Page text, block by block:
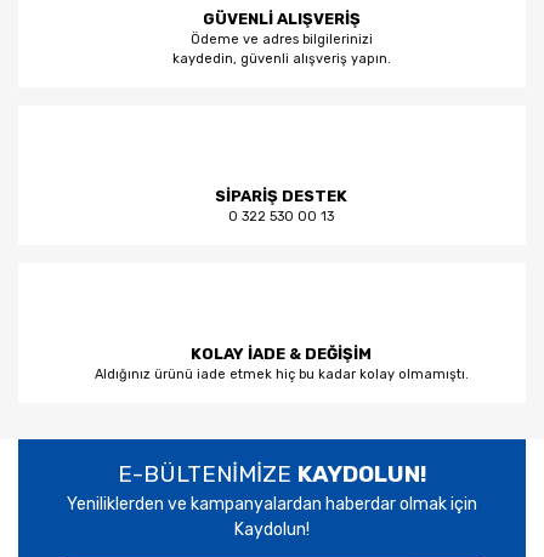
GÜVENLİ ALIŞVERİŞ
Ödeme ve adres bilgilerinizi
kaydedin, güvenli alışveriş yapın.
SİPARİŞ DESTEK
0 322 530 00 13
KOLAY İADE & DEĞİŞİM
Aldığınız ürünü iade etmek hiç bu kadar kolay olmamıştı.
E-BÜLTENİMİZE KAYDOLUN!
Yeniliklerden ve kampanyalardan haberdar olmak için
Kaydolun!